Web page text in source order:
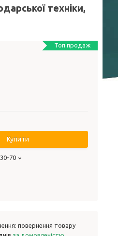
техніки,
Топ продаж
Купити
70
повернення товару